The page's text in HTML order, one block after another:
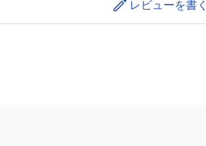
レビューを書く